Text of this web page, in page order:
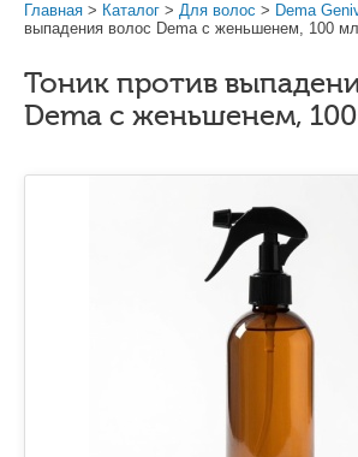
Главная > Каталог > Для волос > Dema
выпадения волос Dema с женьшенем, 100 мл
Тоник против
Dema с женьшенем,